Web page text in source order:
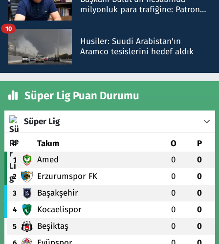
milyonluk para trafiğine: Patron
Husiler: Suudi Arabistan'ın
Aramco tesislerini hedef aldık
10
Süper Lig Puan Durumu
Süper Lig
# Takım O P
1 Amed 0 0
2 Erzurumspor FK 0 0
3 Başakşehir 0 0
4 Kocaelispor 0 0
5 Beşiktaş 0 0